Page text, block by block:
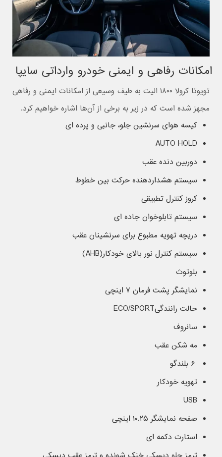
امکانات رفاهی و ایمنی خودرو وارداتی سایپا
تویوتا کرولا ۱۸۰۰ الیت به طیف وسیعی از امکانات ایمنی و رفاهی
مجهز شده است که در زیر به برخی از آن‌ها اشاره خواهیم کرد.
کیسه هوای سرنشین جلو، جانبی و پرده ای
AUTO HOLD
دوربین دنده عقب
سیستم هشداردهنده حرکت بین خطوط
کروز کنترل تطبیقی
سیستم تابلوخوان جاده ای
دریچه تهویه مطبوع برای سرنشینان عقب
سیستم کنترل نور بالای خودکار(AHB)
بلوتوث
نمایشگر پشت فرمان ۷ اینچی
حالت رانندگیECO/SPORT
سانروف
مه شکن عقب
۶ بلندگو
تهویه خودکار
USB
صفحه نمایشگر ۱۰.۲۵ اینچی
استارت دکمه ای